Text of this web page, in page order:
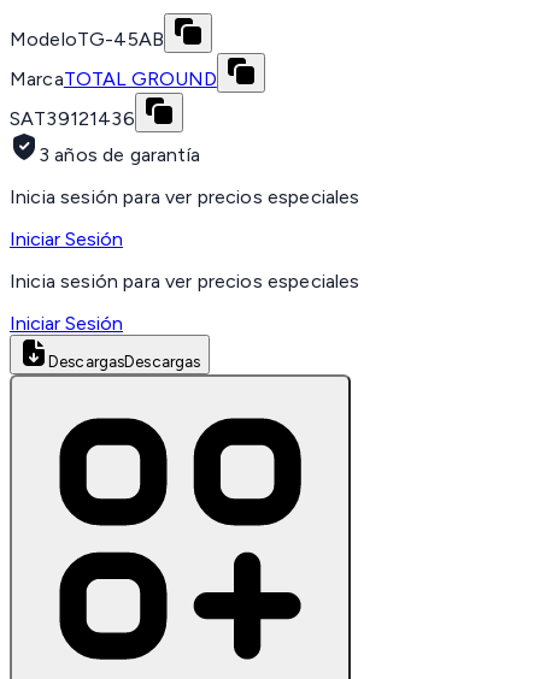
ModeloTG-45AB
MarcaTOTAL GROUND
SAT39121436
3 años de garantía
Inicia sesión para ver precios especiales
Iniciar Sesión
Inicia sesión para ver precios especiales
Iniciar Sesión
DescargasDescargas